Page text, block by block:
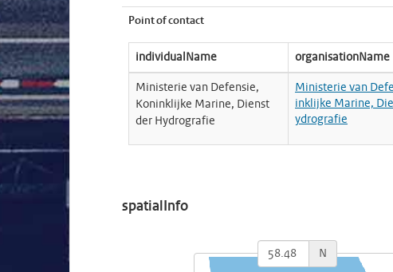
Point of contact
individualName organisationName
Ministerie van Defensie,
Koninklijke Marine, Dienst
der Hydrografie
Ministerie van
inklijke Marine,
ydrografie
spatialInfo
N